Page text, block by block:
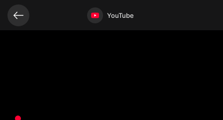
Video opened YouTube
Related videos